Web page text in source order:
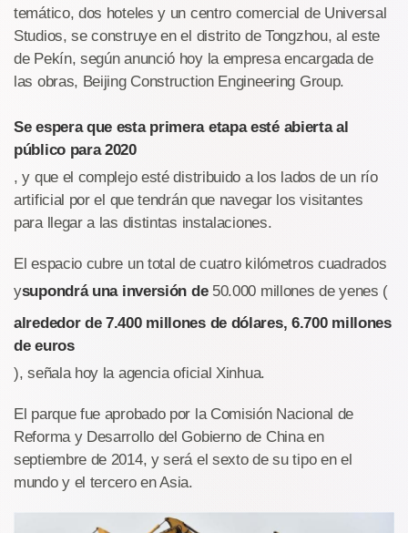
temático, dos hoteles y un centro comercial de Universal
Studios, se construye en el distrito de Tongzhou, al este
de Pekín, según anunció hoy la empresa encargada de
las obras, Beijing Construction Engineering Group.
Se espera que esta primera etapa esté abierta al
público para 2020
, y que el complejo esté distribuido a los lados de un río
artificial por el que tendrán que navegar los visitantes
para llegar a las distintas instalaciones.
El espacio cubre un total de cuatro kilómetros cuadrados
ysupondrá una inversión de50.000 millones de yenes (
alrededor de 7.400 millones de dólares, 6.700 millones
de euros
), señala hoy la agencia oficial Xinhua.
El parque fue aprobado por la Comisión Nacional de
Reforma y Desarrollo del Gobierno de China en
septiembre de 2014, y será el sexto de su tipo en el
mundo y el tercero en Asia.